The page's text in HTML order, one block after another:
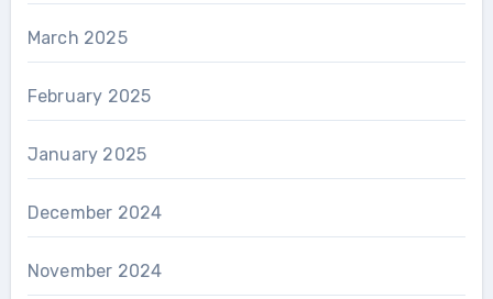
March 2025
February 2025
January 2025
December 2024
November 2024